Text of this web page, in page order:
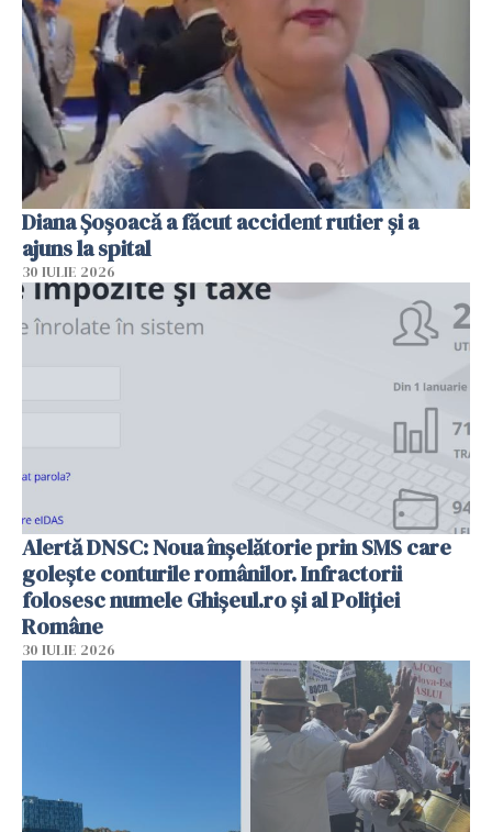
Diana Șoșoacă a făcut accident rutier și a
ajuns la spital
30 IULIE 2026
Alertă DNSC: Noua înșelătorie prin SMS care
golește conturile românilor. Infractorii
folosesc numele Ghișeul.ro și al Poliției
Române
30 IULIE 2026